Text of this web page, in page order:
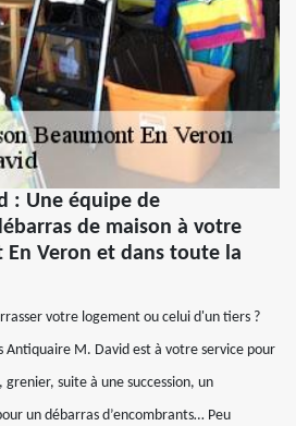
: Une équipe de
de maison à votre
En Veron et dans toute la
votre logement ou celui d'un tiers ?
Antiquaire M. David est à votre service pour
suite à une succession, un
un débarras d’encombrants… Peu